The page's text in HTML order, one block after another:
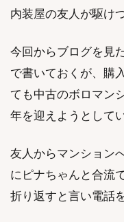
内装屋の友人が駆け
今回からブログを見
で書いておくが、購
ても中古のボロマン
年を迎えようとして
友人からマンション
にピナちゃんと合流
折り返すと言い電話